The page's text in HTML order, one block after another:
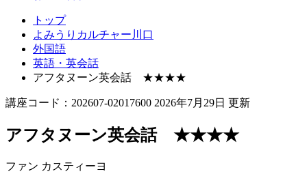
トップ
よみうりカルチャー川口
外国語
英語・英会話
アフタヌーン英会話 ★★★★
講座コード：202607-02017600 2026年7月29日 更新
アフタヌーン英会話 ★★★★
ファン カスティーヨ